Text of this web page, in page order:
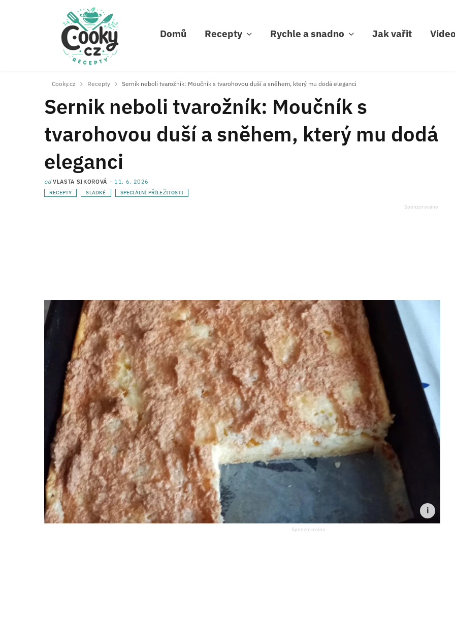
Domů Recepty Rychle a snadno Jak vařit Video
Cooky.cz Recepty Sernik neboli tvarožník: Moučník s tvarohovou duší a sněhem, který mu dodá eleganci
Sernik neboli tvarožník: Moučník s
tvarohovou duší a sněhem, který mu dodá
eleganci
odVLASTA SIKOROVÁ 11. 6. 2026
RECEPTY SLADKÉ SPECIÁLNÍ PŘÍLEŽITOSTI